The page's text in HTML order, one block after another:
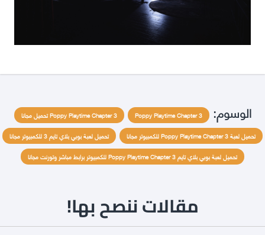
الوسوم: Poppy Playtime Chapter 3
Poppy Playtime Chapter 3 تحميل مجانا
تحميل لعبة Poppy Playtime Chapter 3 للكمبيوتر مجانا
تحميل لعبة بوبي بلاي تايم 3 للكمبيوتر مجانا
تحميل لعبة بوبي بلاي تايم Poppy Playtime Chapter 3 للكمبيوتر برابط مباشر وتورنت مجانا
مقالات ننصح بها!